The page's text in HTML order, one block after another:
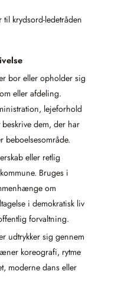
krydsord-ledetråden
bor eller opholder sig
eller afdeling.
lejeforhold
dem, der har
beboelsesområde.
eller retlig
Bruges i
om
i demokratisk liv
forvaltning.
udtrykker sig gennem
koreografi, rytme
moderne dans eller